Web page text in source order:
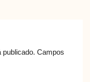
publicado. Campos